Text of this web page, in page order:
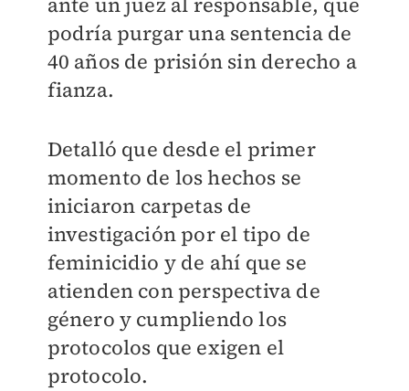
podría purgar una sentencia de
40 años de prisión sin derecho a
fianza.
Detalló que desde el primer
momento de los hechos se
iniciaron carpetas de
investigación por el tipo de
feminicidio y de ahí que se
atienden con perspectiva de
género y cumpliendo los
protocolos que exigen el
protocolo.